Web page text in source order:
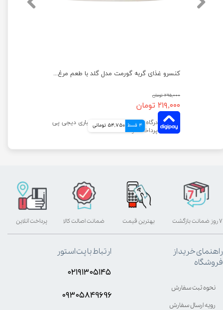
کنسرو غذای گربه گورمت مدل گلد با طعم مرغ وزن ۸۵ گرم
۲۹۵,۰۰۰ تومان
۲۱۹,۰۰۰ تومان
4 قسط 54,750 تومانی
بهترین قیمت پرداخت آنلاین ۷ روز ضمانت بازگشت ضمانت اصالت کالا
راهنمای خرید از
فروشگاه
نحوه ثبت سفارش
رویه ارسال سفارش
ارتباط با پت استور
۰۲۱۹۱۳۰۵۱۴۵
۰۹۳۰۵8۴9696